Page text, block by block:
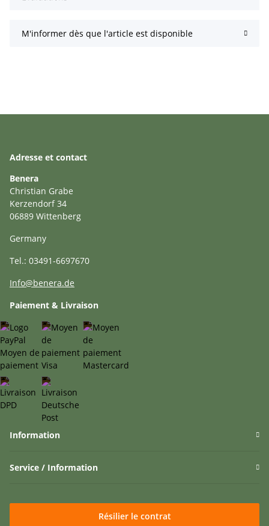
M'informer dès que l'article est disponible
Adresse et contact
Benera
Christian Grabe
Kerzendorf 34
06889 Wittenberg
Germany
Tel.: 03491-6697670
Info@benera.de
Paiement & Livraison
Information
Service / Information
Résilier le contrat